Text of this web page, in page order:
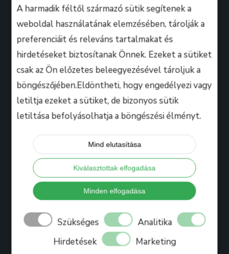
A harmadik féltől származó sütik segítenek a
weboldal használatának elemzésében, tárolják a
preferenciáit és releváns tartalmakat és
hirdetéseket biztosítanak Önnek. Ezeket a sütiket
csak az Ön előzetes beleegyezésével tároljuk a
böngészőjében.Eldöntheti, hogy engedélyezi vagy
letiltja ezeket a sütiket, de bizonyos sütik
letiltása befolyásolhatja a böngészési élményt.
Mind elutasítása
Kiválasztottak elfogadása
Minden elfogadása
Szükséges
Analitika
Hirdetések
Marketing
A B.M. Music School magasan képzett zenész-
oktatói úgy döntöttek, hogy ezen a platformon
keresztül professzionális keretek között, mindenki
számára lehetőséget biztosítanak arra, hogy
kihozza magából a maximumot, amire csak zeneileg
vágyhat!
Hasznos
Tanáraink
Iskolánkról
Bihari Mártonról
Referenciák